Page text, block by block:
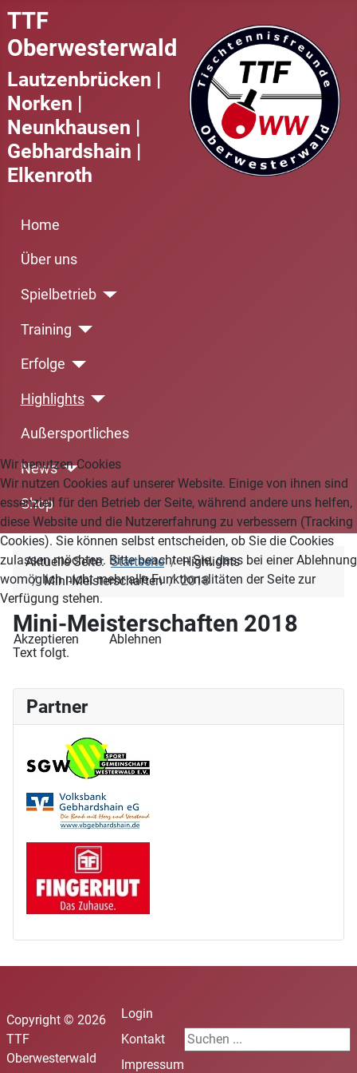
TTF
Oberwesterwald
Lautzenbrücken |
Norken |
Neunkhausen |
Gebhardshain |
Elkenroth
Home
Über uns
Spielbetrieb
Training
Erfolge
Highlights
Außersportliches
News
Shop
Aktuelle Seite:Startseite
Highlights
Mini-Meisterschaften
2018
Mini-Meisterschaften 2018
Text folgt.
Partner
Copyright © 2026
TTF
Oberwesterwald
Login
Kontakt
Impressum
Durchsuchen
Wir benutzen Cookies
Wir nutzen Cookies auf unserer Website. Einige von ihnen sind
essenziell für den Betrieb der Seite, während andere uns helfen,
diese Website und die Nutzererfahrung zu verbessern (Tracking
Cookies). Sie können selbst entscheiden, ob Sie die Cookies
zulassen möchten. Bitte beachten Sie, dass bei einer Ablehnung
womöglich nicht mehr alle Funktionalitäten der Seite zur
Verfügung stehen.
Akzeptieren Ablehnen